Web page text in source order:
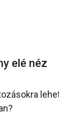
elé néz